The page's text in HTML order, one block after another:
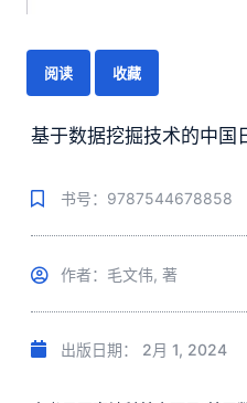
阅读 收藏
基于数据挖掘技术的中国
书号：9787544678858
作者：毛文伟, 著
出版日期： 2月 1, 2024